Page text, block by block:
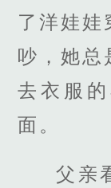
了洋娃娃
吵，她总
去衣服
面。
父亲